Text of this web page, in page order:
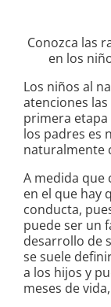
Conozca las
en los
Los niños al
atenciones
primera
los padres es
naturalmente
A medida que
en el que hay
conducta,
puede ser un
desarrollo de
se suele
a los hijos y
meses de